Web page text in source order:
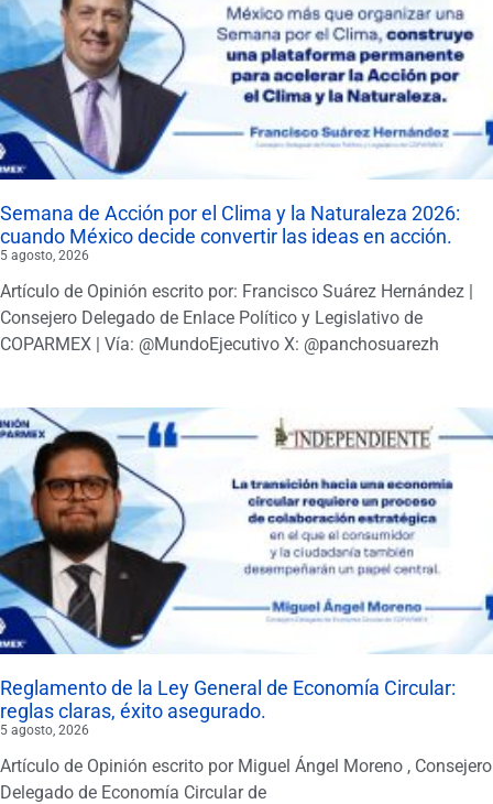
Semana de Acción por el Clima y la Naturaleza 2026:
cuando México decide convertir las ideas en acción.
5 agosto, 2026
Artículo de Opinión escrito por: Francisco Suárez Hernández |
Consejero Delegado de Enlace Político y Legislativo de
COPARMEX | Vía: @MundoEjecutivo X: @panchosuarezh
Reglamento de la Ley General de Economía Circular:
reglas claras, éxito asegurado.
5 agosto, 2026
Artículo de Opinión escrito por Miguel Ángel Moreno , Consejero
Delegado de Economía Circular de